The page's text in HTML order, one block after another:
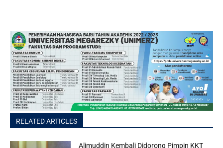
RELATED ARTICLES
Alimuddin Kembali Didorong Pimpin KKT